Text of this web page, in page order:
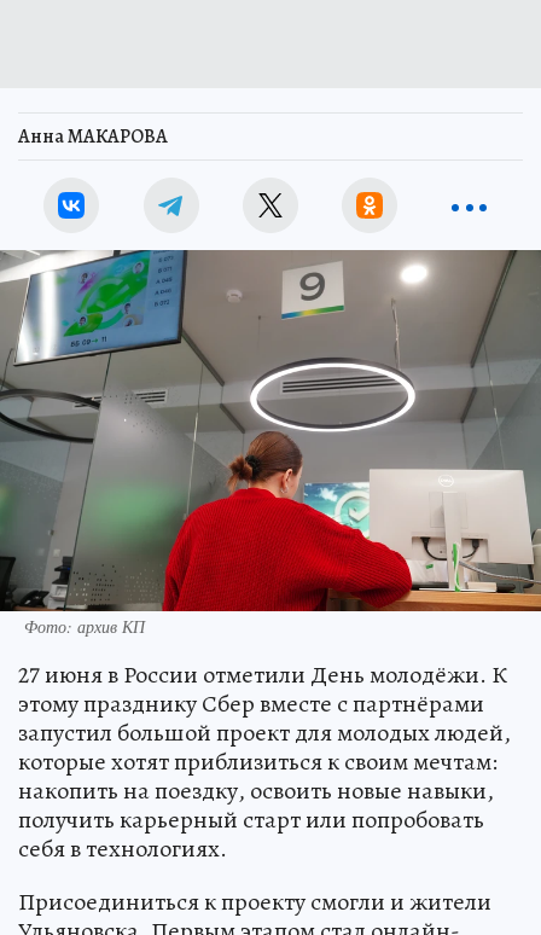
Анна МАКАРОВА
Фото: архив КП
27 июня в России отметили День молодёжи. К
этому празднику Сбер вместе с партнёрами
запустил большой проект для молодых людей,
которые хотят приблизиться к своим мечтам:
накопить на поездку, освоить новые навыки,
получить карьерный старт или попробовать
себя в технологиях.
Присоединиться к проекту смогли и жители